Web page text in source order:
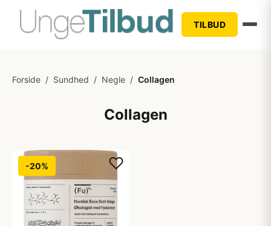
TILBUD
Forside / Sundhed / Negle / Collagen
Collagen
-20%